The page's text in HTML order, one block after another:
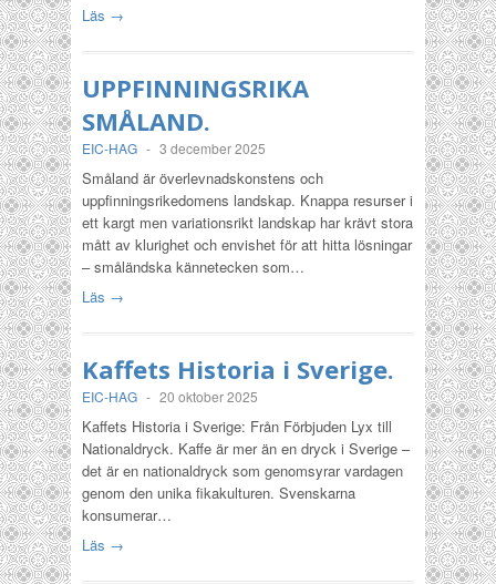
Läs →
UPPFINNINGSRIKA
SMÅLAND.
EIC-HAG - 3 december 2025
Småland är överlevnadskonstens och
uppfinningsrikedomens landskap. Knappa resurser i
ett kargt men variationsrikt landskap har krävt stora
mått av klurighet och envishet för att hitta lösningar
– småländska kännetecken som…
Läs →
Kaffets Historia i Sverige.
EIC-HAG - 20 oktober 2025
Kaffets Historia i Sverige: Från Förbjuden Lyx till
Nationaldryck. Kaffe är mer än en dryck i Sverige –
det är en nationaldryck som genomsyrar vardagen
genom den unika fikakulturen. Svenskarna
konsumerar…
Läs →